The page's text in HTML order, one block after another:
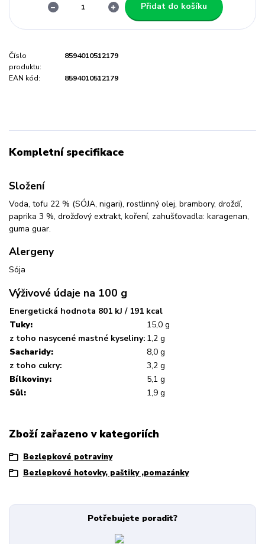
Přidat do košíku
Číslo
produktu:
8594010512179
EAN kód: 8594010512179
Kompletní specifikace
Složení
Voda, tofu 22 % (SÓJA, nigari), rostlinný olej, brambory, droždí,
paprika 3 %, drožďový extrakt, koření, zahušťovadla: karagenan,
guma guar.
Alergeny
Sója
Výživové údaje na 100 g
Energetická hodnota 801 kJ / 191 kcal
Tuky:
15,0 g
z toho nasycené mastné kyseliny: 1,2 g
Sacharidy:
8,0 g
z toho cukry:
3,2 g
Bílkoviny:
5,1 g
Sůl:
1,9 g
Zboží zařazeno v kategoriích
Bezlepkové potraviny
Bezlepkové hotovky, paštiky ,pomazánky
Potřebujete poradit?